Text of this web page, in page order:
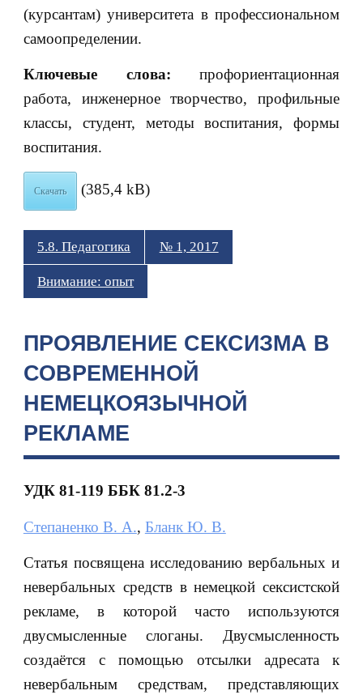
(курсантам) университета в профессиональном
самоопределении.
Ключевые слова:профориентационная
работа, инженерное творчество, профильные
классы, студент, методы воспитания, формы
воспитания.
Скачать (385,4 kB)
5.8. Педагогика № 1, 2017
Внимание: опыт
ПРОЯВЛЕНИЕ СЕКСИЗМА В
СОВРЕМЕННОЙ
НЕМЕЦКОЯЗЫЧНОЙ
РЕКЛАМЕ
УДК 81-119 ББК 81.2-3
Степаненко В. А., Бланк Ю. В.
Статья посвящена исследованию вербальных и
невербальных средств в немецкой сексистской
рекламе, в которой часто используются
двусмысленные слоганы. Двусмысленность
создаётся с помощью отсылки адресата к
невербальным средствам, представляющих